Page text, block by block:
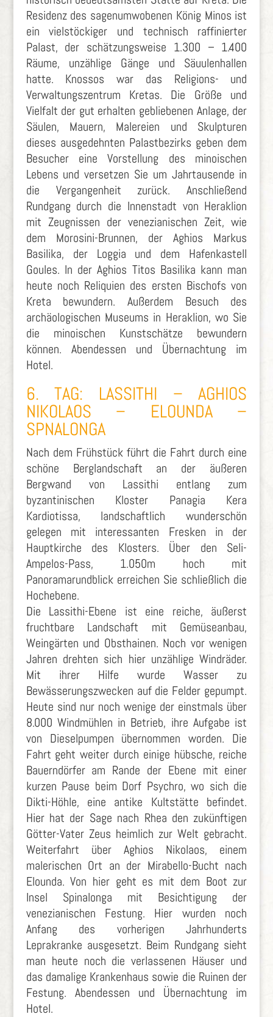
Residenz des sagenumwobenen König Minos ist
ein vielstöckiger und technisch raffinierter
Palast, der schätzungsweise 1.300 – 1.400
Räume, unzählige Gänge und Säuulenhallen
hatte. Knossos war das Religions- und
Verwaltungszentrum Kretas. Die Größe und
Vielfalt der gut erhalten gebliebenen Anlage, der
Säulen, Mauern, Malereien und Skulpturen
dieses ausgedehnten Palastbezirks geben dem
Besucher eine Vorstellung des minoischen
Lebens und versetzen Sie um Jahrtausende in
die Vergangenheit zurück. Anschließend
Rundgang durch die Innenstadt von Heraklion
mit Zeugnissen der venezianischen Zeit, wie
dem Morosini-Brunnen, der Aghios Markus
Basilika, der Loggia und dem Hafenkastell
Goules. In der Aghios Titos Basilika kann man
heute noch Reliquien des ersten Bischofs von
Kreta bewundern. Außerdem Besuch des
archäologischen Museums in Heraklion, wo Sie
die minoischen Kunstschätze bewundern
können. Abendessen und Übernachtung im
Hotel.
6. TAG: LASSITHI – AGHIOS
NIKOLAOS – ELOUNDA –
SPNALONGA
Nach dem Frühstück führt die Fahrt durch eine
schöne Berglandschaft an der äußeren
Bergwand von Lassithi entlang zum
byzantinischen Kloster Panagia Kera
Kardiotissa, landschaftlich wunderschön
gelegen mit interessanten Fresken in der
Hauptkirche des Klosters. Über den Seli-
Ampelos-Pass, 1.050m hoch mit
Panoramarundblick erreichen Sie schließlich die
Hochebene.
Die Lassithi-Ebene ist eine reiche, äußerst
fruchtbare Landschaft mit Gemüseanbau,
Weingärten und Obsthainen. Noch vor wenigen
Jahren drehten sich hier unzählige Windräder.
Mit ihrer Hilfe wurde Wasser zu
Bewässerungszwecken auf die Felder gepumpt.
Heute sind nur noch wenige der einstmals über
8.000 Windmühlen in Betrieb, ihre Aufgabe ist
von Dieselpumpen übernommen worden. Die
Fahrt geht weiter durch einige hübsche, reiche
Bauerndörfer am Rande der Ebene mit einer
kurzen Pause beim Dorf Psychro, wo sich die
Dikti-Höhle, eine antike Kultstätte befindet.
Hier hat der Sage nach Rhea den zukünftigen
Götter-Vater Zeus heimlich zur Welt gebracht.
Weiterfahrt über Aghios Nikolaos, einem
malerischen Ort an der Mirabello-Bucht nach
Elounda. Von hier geht es mit dem Boot zur
Insel Spinalonga mit Besichtigung der
venezianischen Festung. Hier wurden noch
Anfang des vorherigen Jahrhunderts
Leprakranke ausgesetzt. Beim Rundgang sieht
man heute noch die verlassenen Häuser und
das damalige Krankenhaus sowie die Ruinen der
Festung. Abendessen und Übernachtung im
Hotel.